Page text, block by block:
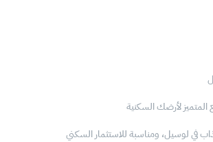
لأرضك السكنية
في لوسيل، ومناسبة للاستثمار السكني